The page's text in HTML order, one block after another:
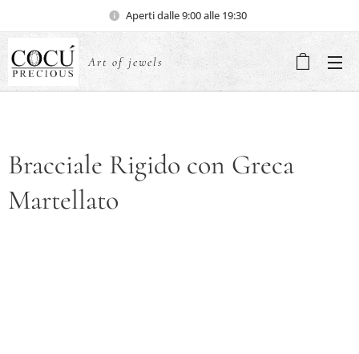
Aperti dalle 9:00 alle 19:30
Art of jewels
Bracciale Rigido con Greca
Martellato